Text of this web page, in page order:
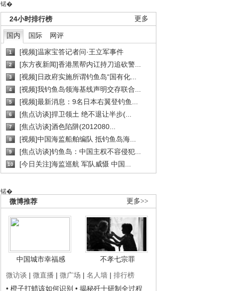
锘�
更多
24小时排行榜
国内 国际 网评
1 [视频]温家宝答记者问·王立军事件
2 [东方夜新闻]香港黑帮内讧持刀追砍警...
3 [视频]日政府实施所谓钓鱼岛“国有化...
4 [视频]我钓鱼岛领海基线声明交存联合...
5 [视频]最新消息：9名日本右翼登钓鱼...
6 [焦点访谈]捍卫领土 绝不退让半步(...
7 [焦点访谈]酒色陷阱(2012080...
8 [视频]中国海监船舶编队 抵钓鱼岛海...
9 [焦点访谈]钓鱼岛：中国主权不容侵犯...
10 [今日关注]海监巡航 军队威慑 中国...
锘�
更多>>
微博推荐
中国城市幸福感
不孝七宗罪
微访谈 | 微直播 | 微广场 | 名人墙 | 排行榜
• 橙子打蜡该如何识别 • 揭秘歼十研制全过程